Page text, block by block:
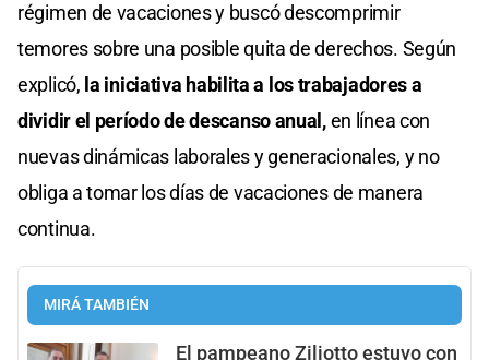
régimen de vacaciones y buscó descomprimir
temores sobre una posible quita de derechos. Según
explicó, la iniciativa habilita a los trabajadores a
dividir el período de descanso anual,en línea con
nuevas dinámicas laborales y generacionales, y no
obliga a tomar los días de vacaciones de manera
continua.
MIRÁ TAMBIÉN
El pampeano Ziliotto estuvo con